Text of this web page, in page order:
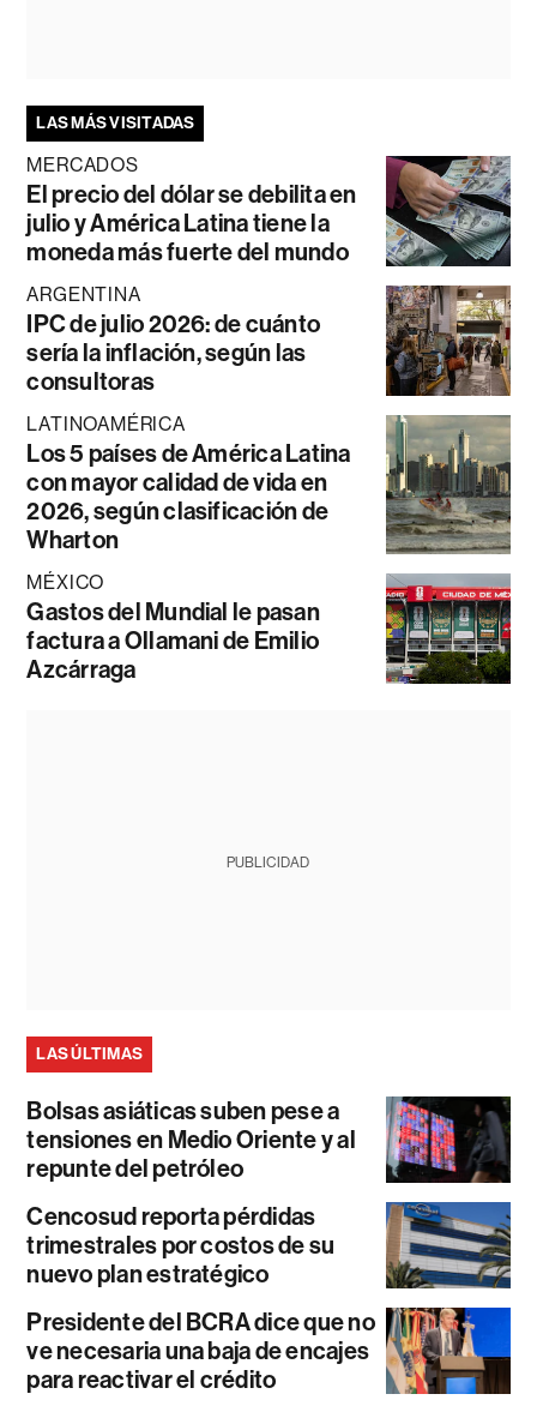
LAS MÁS VISITADAS
MERCADOS
El precio del dólar se debilita en
julio y América Latina tiene la
moneda más fuerte del mundo
ARGENTINA
IPC de julio 2026: de cuánto
sería la inflación, según las
consultoras
LATINOAMÉRICA
Los 5 países de América Latina
con mayor calidad de vida en
2026, según clasificación de
Wharton
MÉXICO
Gastos del Mundial le pasan
factura a Ollamani de Emilio
Azcárraga
PUBLICIDAD
LAS ÚLTIMAS
Bolsas asiáticas suben pese a
tensiones en Medio Oriente y al
repunte del petróleo
Cencosud reporta pérdidas
trimestrales por costos de su
nuevo plan estratégico
Presidente del BCRA dice que no
ve necesaria una baja de encajes
para reactivar el crédito